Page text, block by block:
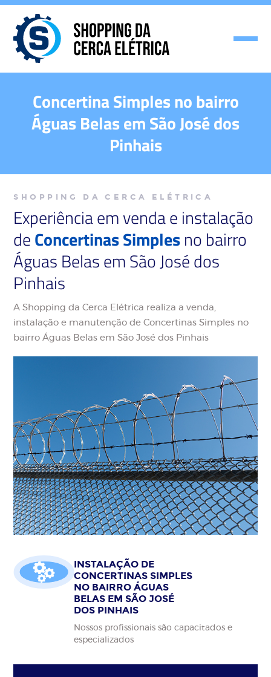
Concertina Simples no bairro
Águas Belas em São José dos
Pinhais
SHOPPING DA CERCA ELÉTRICA
Experiência em venda e instalação
deConcertinas Simplesno bairro
Águas Belas em São José dos
Pinhais
A Shopping da Cerca Elétrica realiza a venda,
instalação e manutenção de Concertinas Simples no
bairro Águas Belas em São José dos Pinhais
INSTALAÇÃO DE
CONCERTINAS SIMPLES
NO BAIRRO ÁGUAS
BELAS EM SÃO JOSÉ
DOS PINHAIS
Nossos profissionais são capacitados e
especializados